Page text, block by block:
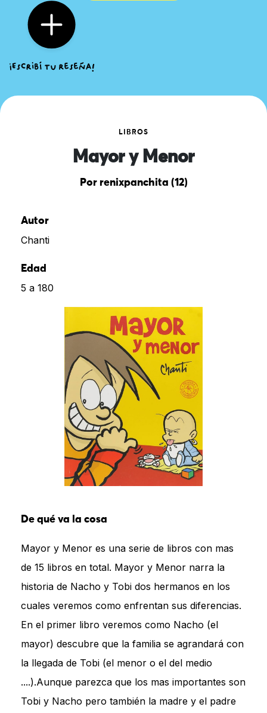
LIBROS
Mayor y Menor
Por renixpanchita (12)
Autor
Chanti
Edad
5 a 180
De qué va la cosa
Mayor y Menor es una serie de libros con mas
de 15 libros en total. Mayor y Menor narra la
historia de Nacho y Tobi dos hermanos en los
cuales veremos como enfrentan sus diferencias.
En el primer libro veremos como Nacho (el
mayor) descubre que la familia se agrandará con
la llegada de Tobi (el menor o el del medio
....).Aunque parezca que los mas importantes son
Tobi y Nacho pero también la madre y el padre